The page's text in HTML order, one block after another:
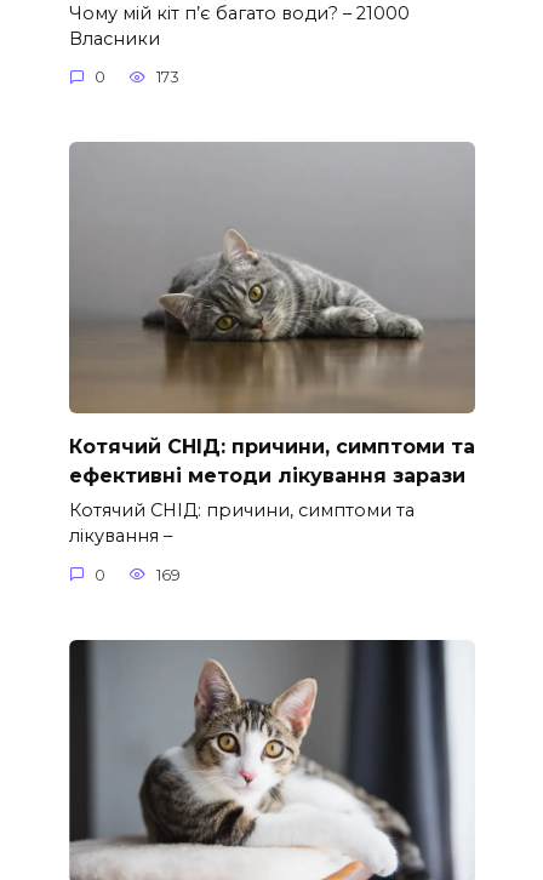
Чому мій кіт п’є багато води? – 21000
Власники
0 173
Котячий СНІД: причини, симптоми та
ефективні методи лікування зарази
Котячий СНІД: причини, симптоми та
лікування –
0 169